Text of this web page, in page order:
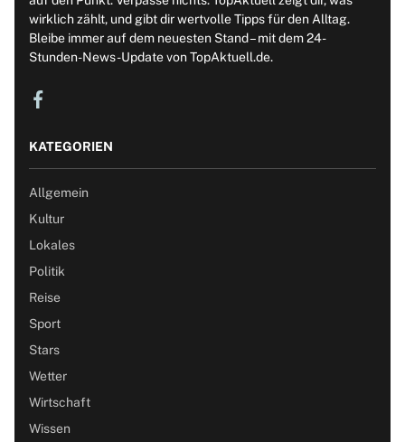
wirklich zählt, und gibt dir wertvolle Tipps für den Alltag.
Bleibe immer auf dem neuesten Stand – mit dem 24-
Stunden-News-Update von TopAktuell.de.
KATEGORIEN
Allgemein
Kultur
Lokales
Politik
Reise
Sport
Stars
Wetter
Wirtschaft
Wissen